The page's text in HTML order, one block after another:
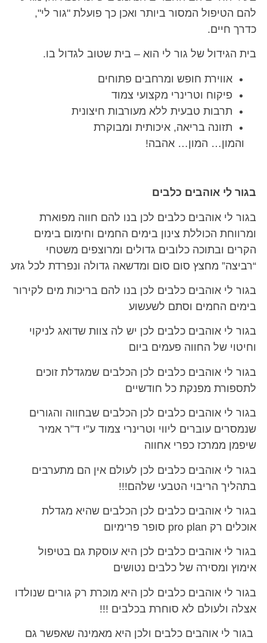
להם הטיפול המסור ביותר ואכן כך פועלת "גור לי",
כדרך חיים.
בית הגידול של גור לי הוא – בית שטוב לגדול בו.
אווירת חופש ומרחבים פתוחים
פיקוח וטרינרי מקצועי צמוד
תרבות טבעית ללא מעורבות חיצונית
תזונה בריאה, איכותית ומבוקרת
והמון… המון… אהבה!
בגור לי אוהבים כלבים
בגור לי אוהבים כלבים לכן בנו להם חווה מפוארת
ומרווחת הכוללת צינון בימים החמים וחימום בימים
הקרים ובתוכה כלובים גדולים ומרוצפים משטחי
“רביצה” מחצץ סום סום ומדשאה גדולה ונפרדת לכל גזע
בגור לי אוהבים כלבים לכן בנו להם בריכות מים לקירור
בימים החמים וסתם לשעשוע
בגור לי אוהבים כלבים לכן יש לה צוות שדואג לניקוי
וחיטוי של החווה פעמים ביום
בגור לי אוהבים כלבים לכן הכלבים שמגדלת זוכים
לתספורת מפנקת כל חודשיים
בגור לי אוהבים כלבים לכן הכלבים שבחווה והגורים
שנמסרים עוברים ליווי וטרינרי צמוד ע”י ד”ר אמיר
שיפמן ממרכז כפרי אחווה
בגור לי אוהבים כלבים לכן לעולם אין הם מתערבים
בתהליך הריבוי הטבעי שלהם!!!
בגור לי אוהבים כלבים לכן הכלבים שהיא מגדלת
אוכלים רק pro plan סופר פרימיום
בגור לי אוהבים כלבים לכן היא עוסקת גם בטיפול
אימוץ ומסירה של כלבים נטושים
בגור לי אוהבים כלבים לכן היא מוכרת רק גורים שנולדו
אצלה ולעולם לא סוחרת בכלבים !!!
בגור לי אוהבים כלבים ולכן היא מאמינה שאפשר גם